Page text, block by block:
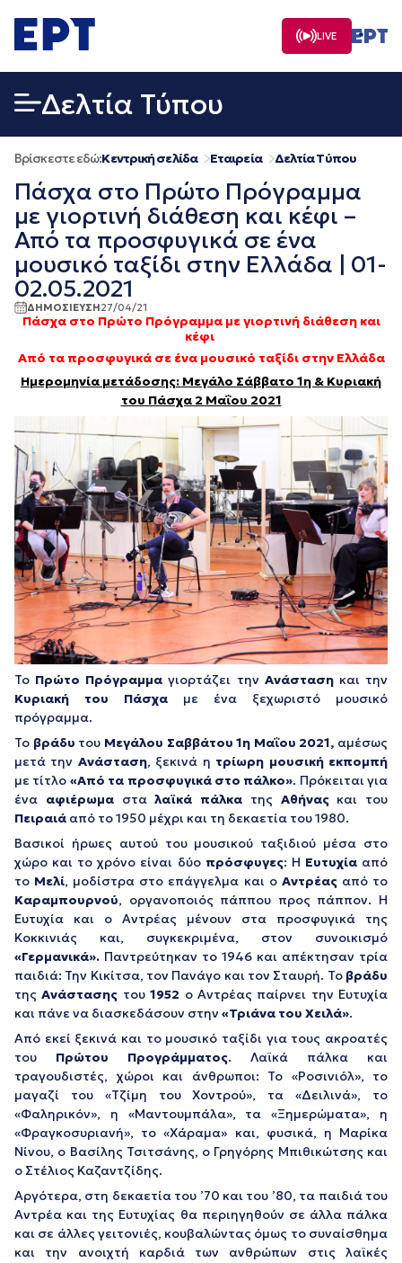
σε
περιεχόμενο
LIVE
Δελτία Τύπου
Βρίσκεστε εδώ:Κεντρική σελίδα Εταιρεία Δελτία Τύπου
Πάσχα στο Πρώτο Πρόγραμμα
με γιορτινή διάθεση και κέφι –
Από τα προσφυγικά σε ένα
μουσικό ταξίδι στην Ελλάδα | 01-
02.05.2021
ΔΗΜΟΣΙΕΥΣΗ27/04/21
Πάσχα στο Πρώτο Πρόγραμμα με γιορτινή διάθεση και
κέφι
Από τα προσφυγικά σε ένα μουσικό ταξίδι στην Ελλάδα
Ημερομηνία μετάδοσης: Μεγάλο Σάββατο 1η & Κυριακή
του Πάσχα 2 Μαΐου 2021
Το Πρώτο Πρόγραμμα γιορτάζει την Ανάστασηκαι την
Κυριακή του Πάσχα με ένα ξεχωριστό μουσικό
πρόγραμμα.
Το βράδυ του Μεγάλου Σαββάτου 1η Μαΐου 2021, αμέσως
μετά την Ανάσταση, ξεκινά η τρίωρη μουσική εκπομπή
με τίτλο «Από τα προσφυγικά στο πάλκο». Πρόκειται για
ένα αφιέρωμασταλαϊκά πάλκα της Αθήναςκαι του
Πειραιά από το 1950 μέχρι και τη δεκαετία του 1980.
Βασικοί ήρωες αυτού του μουσικού ταξιδιού μέσα στο
χώρο και το χρόνο είναι δύο πρόσφυγες: Η Ευτυχίααπό
το Μελί, μοδίστρα στο επάγγελμα και ο Αντρέαςαπό το
Καραμπουρνού, οργανοποιός πάππου προς πάππον. Η
Ευτυχία και ο Αντρέας μένουν στα προσφυγικά της
Κοκκινιάς και, συγκεκριμένα, στον συνοικισμό
«Γερμανικά». Παντρεύτηκαν το 1946 και απέκτησαν τρία
παιδιά: Την Κικίτσα, τον Πανάγο και τον Σταυρή. Το βράδυ
τηςΑνάστασης του1952 ο Αντρέας παίρνει την Ευτυχία
και πάνε να διασκεδάσουν στην «Τριάνα του Χειλά».
Από εκεί ξεκινά και το μουσικό ταξίδι για τους ακροατές
του Πρώτου Προγράμματος. Λαϊκά πάλκα και
τραγουδιστές, χώροι και άνθρωποι: Το «Ροσινιόλ», το
μαγαζί του «Τζίμη του Χοντρού», τα «Δειλινά», το
«Φαληρικόν», η «Μαντουμπάλα», τα «Ξημερώματα», η
«Φραγκοσυριανή», το «Χάραμα» και, φυσικά, η Μαρίκα
Νίνου, ο Βασίλης Τσιτσάνης, ο Γρηγόρης Μπιθικώτσης και
ο Στέλιος Καζαντζίδης.
Αργότερα, στη δεκαετία του ’70 και του ’80, τα παιδιά του
Αντρέα και της Ευτυχίας θα περιηγηθούν σε άλλα πάλκα
και σε άλλες γειτονιές, κουβαλώντας όμως το συναίσθημα
και την ανοιχτή καρδιά των ανθρώπων στις λαϊκές